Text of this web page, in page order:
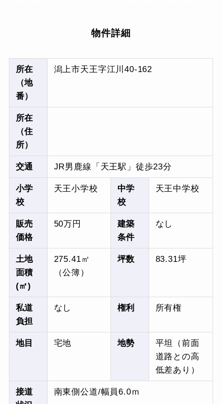
物件詳細
所在
（地
番）
潟上市天王字江川40-162
所在
（住
所）
交通 JR男鹿線「天王駅」徒歩23分
小学
校
天王小学校
中学
校
天王中学校
販売
価格
50万円
建築
条件
なし
土地
面積
(㎡)
275.41㎡
（公簿）
坪数 83.31坪
私道
負担
なし 権利 所有権
地目 宅地 地勢
平坦（前面
道路との高
低差あり）
接道
南東側公道/幅員6.0ｍ